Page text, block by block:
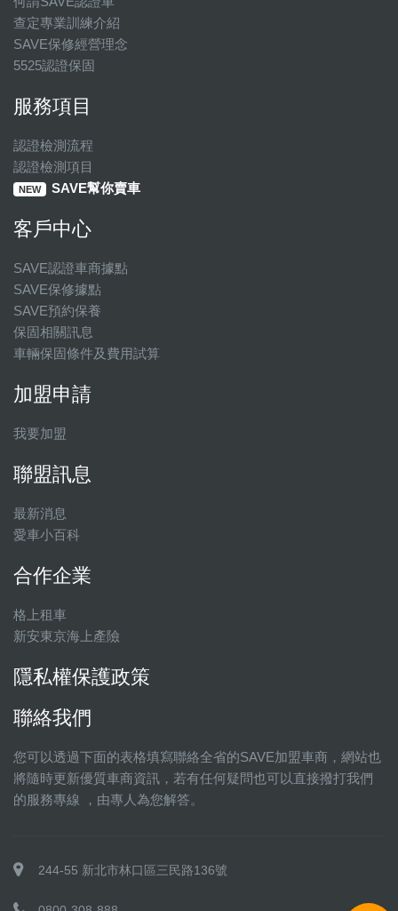
查定專業訓練介紹
SAVE保修經營理念
5525認證保固
服務項目
認證檢測流程
認證檢測項目
NEW SAVE幫你賣車
客戶中心
SAVE認證車商據點
SAVE保修據點
SAVE預約保養
保固相關訊息
車輛保固條件及費用試算
加盟申請
我要加盟
聯盟訊息
最新消息
愛車小百科
合作企業
格上租車
新安東京海上產險
隱私權保護政策
聯絡我們
您可以透過下面的表格填寫聯絡全省的SAVE加盟車商，網站也
將隨時更新優質車商資訊，若有任何疑問也可以直接撥打我們
的服務專線 ，由專人為您解答。
244-55 新北市林口區三民路136號